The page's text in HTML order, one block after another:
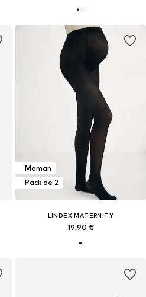
Maman
Pack de 2
LINDEX MATERNITY
19,90 €